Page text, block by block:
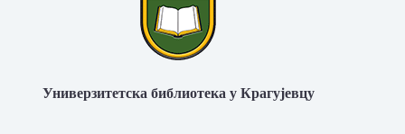
Универзитетска библиотека у Крагујевцу